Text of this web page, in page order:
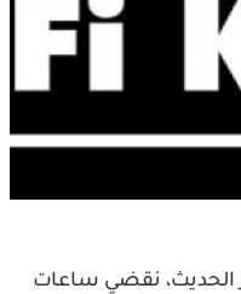
الحديث، نقضي ساعات